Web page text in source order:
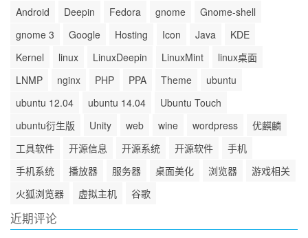
Android Deepin Fedora gnome
Gnome-shell
gnome 3
Google Hosting Icon Java
KDE
Kernel
linux LinuxDeepin LinuxMint
linux桌面
LNMP
nginx PHP PPA Theme
ubuntu
ubuntu 12.04
ubuntu 14.04
Ubuntu Touch
ubuntu衍生版
Unity web wine wordpress
优麒麟
工具软件
开源信息 开源系统 开源软件
手机
手机系统
播放器 服务器 桌面美化 浏览器
游戏相关
火狐浏览器
虚拟主机 谷歌
近期评论